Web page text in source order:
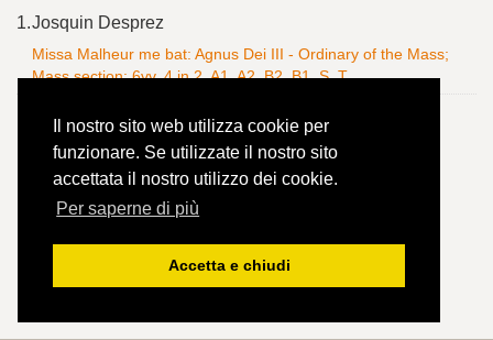
Il nostro sito web utilizza cookie per
funzionare. Se utilizzate il nostro sito
accettata il nostro utilizzo dei cookie.
Per saperne di più
Accetta e chiudi
della
ricerca
1.Josquin Desprez
Missa Malheur me bat: Agnus Dei III - Ordinary of the Mass;
Mass section; 6vv, 4 in 2, A1, A2, B2, B1, S, T